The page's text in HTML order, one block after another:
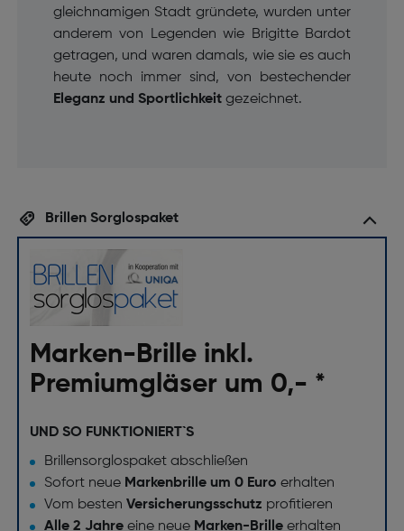
gleichnamigen Stadt gründete, wurden unter
anderem von Legenden wie Brigitte Bardot
getragen, und waren damals, wie sie es auch
heute noch immer sind, von bestechender
Eleganz und Sportlichkeitgezeichnet.
Brillen Sorglospaket
Marken-Brille inkl.
Premiumgläser um 0,- *
UND SO FUNKTIONIERT`S
Brillensorglospaket abschließen
Sofort neue Markenbrille um 0 Euro erhalten
Vom besten Versicherungsschutz profitieren
Alle 2 Jahreeine neue Marken-Brille erhalten